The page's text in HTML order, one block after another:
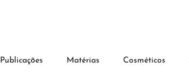
Publicações Matérias Cosméticos